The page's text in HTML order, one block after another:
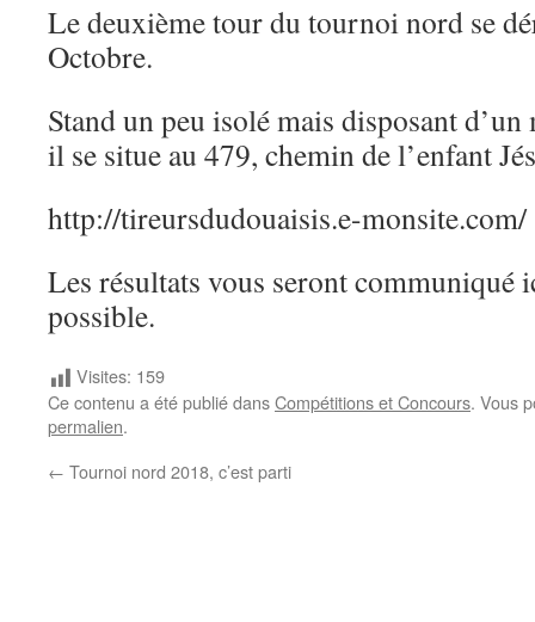
Le deuxième tour du tournoi nord se
Octobre.
Stand un peu isolé mais disposant
il se situe au 479, chemin de l’enfant
http://tireursdudouaisis.e-monsite.com/
Les résultats vous seront communiqué
possible.
Visites: 159
Ce contenu a été publié dansCompétitions et Concours. Vous
permalien.
← Tournoi nord 2018, c’est parti